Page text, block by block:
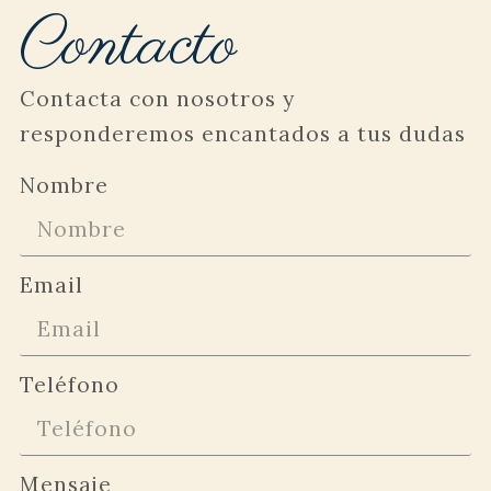
Contacto
Contacta con nosotros y
responderemos encantados a tus dudas
Nombre
Email
Teléfono
Mensaje